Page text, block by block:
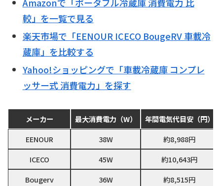
Amazonで「ポータブル冷蔵庫 消費電力 比
較」を一覧で見る
楽天市場で「EENOUR ICECO BougeRV 車載冷
蔵庫」を比較する
Yahoo!ショッピングで「車載冷蔵庫 コンプレ
ッサー式 消費電力」を探す
メーカー 最大消費電力（W）
年間電気代目安（円）
EENOUR
38W
約8,988円
ICECO
45W
約10,643円
Bougerv
36W
約8,515円